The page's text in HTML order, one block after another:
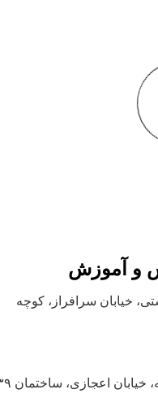
و آموزش
خیابان سرافراز، کوچه
خیابان اعجازی، ساختمان ۳۹